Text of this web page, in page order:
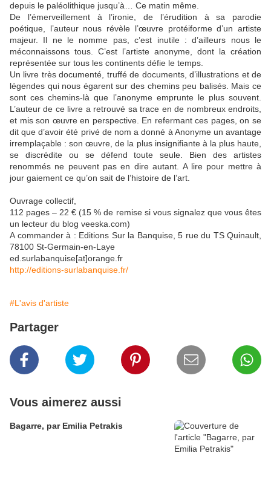
depuis le paléolithique jusqu’à… Ce matin même.
De l’émerveillement à l’ironie, de l’érudition à sa parodie
poétique, l’auteur nous révèle l’œuvre protéiforme d’un artiste
majeur. Il ne le nomme pas, c’est inutile : d’ailleurs nous le
méconnaissons tous. C’est l’artiste anonyme, dont la création
représentée sur tous les continents défie le temps.
Un livre très documenté, truffé de documents, d’illustrations et de
légendes qui nous égarent sur des chemins peu balisés. Mais ce
sont ces chemins-là que l’anonyme emprunte le plus souvent.
L’auteur de ce livre a retrouvé sa trace en de nombreux endroits,
et mis son œuvre en perspective. En refermant ces pages, on se
dit que d’avoir été privé de nom a donné à Anonyme un avantage
irremplaçable : son œuvre, de la plus insignifiante à la plus haute,
se discrédite ou se défend toute seule. Bien des artistes
renommés ne peuvent pas en dire autant. A lire pour mettre à
jour gaiement ce qu’on sait de l’histoire de l’art.
Ouvrage collectif,
112 pages – 22 € (15 % de remise si vous signalez que vous êtes
un lecteur du blog veeska.com)
A commander à : Editions Sur la Banquise, 5 rue du TS Quinault,
78100 St-Germain-en-Laye
ed.surlabanquise[at]orange.fr
http://editions-surlabanquise.fr/
#L'avis d'artiste
Partager
Vous aimerez aussi
Bagarre, par Emilia Petrakis